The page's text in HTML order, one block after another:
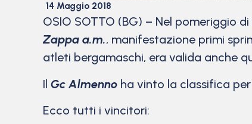
14 Maggio 2018
OSIO SOTTO (BG) – Nel pomeriggio
Zappa a.m., manifestazione primi
atleti bergamaschi, era valida anche
Il Gc Almenno ha vinto la classifica
Ecco tutti i vincitori: